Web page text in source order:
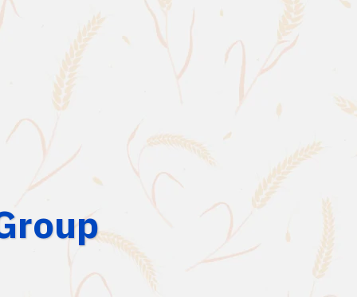
สนับสนุนพาทเนอร์
Wide Faith Group สนั